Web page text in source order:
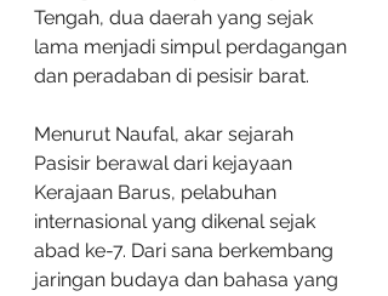
Tengah, dua daerah yang sejak
lama menjadi simpul perdagangan
dan peradaban di pesisir barat.
Menurut Naufal, akar sejarah
Pasisir berawal dari kejayaan
Kerajaan Barus, pelabuhan
internasional yang dikenal sejak
abad ke-7. Dari sana berkembang
jaringan budaya dan bahasa yang